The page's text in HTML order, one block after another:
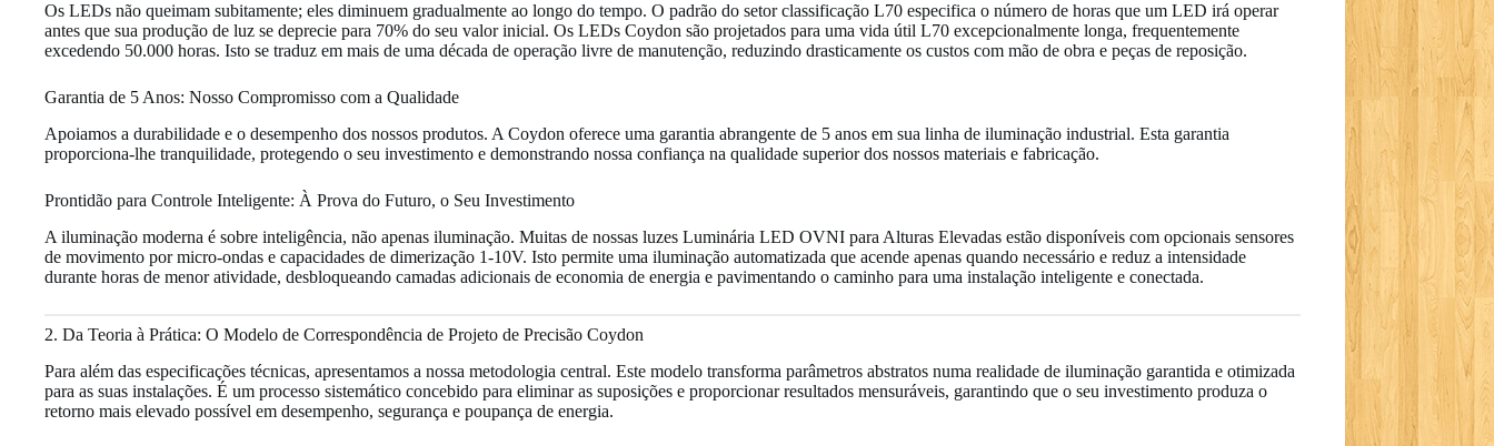
Os LEDs não queimam subitamente; eles diminuem gradualmente ao longo do tempo. O padrão do setor classificação L70 especifica o número de horas que um LED irá operar
antes que sua produção de luz se deprecie para 70% do seu valor inicial. Os LEDs Coydon são projetados para uma vida útil L70 excepcionalmente longa, frequentemente
excedendo 50.000 horas. Isto se traduz em mais de uma década de operação livre de manutenção, reduzindo drasticamente os custos com mão de obra e peças de reposição.
Garantia de 5 Anos: Nosso Compromisso com a Qualidade
Apoiamos a durabilidade e o desempenho dos nossos produtos. A Coydon oferece uma garantia abrangente de 5 anos em sua linha de iluminação industrial. Esta garantia
proporciona-lhe tranquilidade, protegendo o seu investimento e demonstrando nossa confiança na qualidade superior dos nossos materiais e fabricação.
Prontidão para Controle Inteligente: À Prova do Futuro, o Seu Investimento
A iluminação moderna é sobre inteligência, não apenas iluminação. Muitas de nossas luzes Luminária LED OVNI para Alturas Elevadas estão disponíveis com opcionais sensores
de movimento por micro-ondas e capacidades de dimerização 1-10V. Isto permite uma iluminação automatizada que acende apenas quando necessário e reduz a intensidade
durante horas de menor atividade, desbloqueando camadas adicionais de economia de energia e pavimentando o caminho para uma instalação inteligente e conectada.
2. Da Teoria à Prática: O Modelo de Correspondência de Projeto de Precisão Coydon
Para além das especificações técnicas, apresentamos a nossa metodologia central. Este modelo transforma parâmetros abstratos numa realidade de iluminação garantida e otimizada
para as suas instalações. É um processo sistemático concebido para eliminar as suposições e proporcionar resultados mensuráveis, garantindo que o seu investimento produza o
retorno mais elevado possível em desempenho, segurança e poupança de energia.